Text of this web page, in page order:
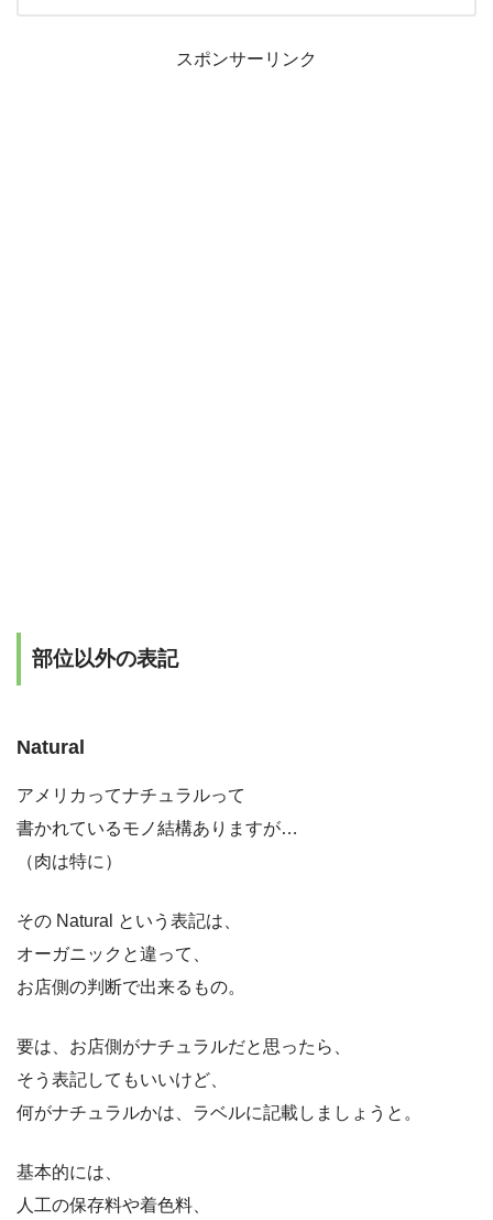
スポンサーリンク
部位以外の表記
Natural
アメリカってナチュラルって
書かれているモノ結構ありますが…
（肉は特に）
その Natural という表記は、
オーガニックと違って、
お店側の判断で出来るもの。
要は、お店側がナチュラルだと思ったら、
そう表記してもいいけど、
何がナチュラルかは、ラベルに記載しましょうと。
基本的には、
人工の保存料や着色料、